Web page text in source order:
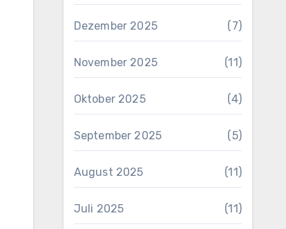
Dezember 2025 (7)
November 2025 (11)
Oktober 2025 (4)
September 2025 (5)
August 2025 (11)
Juli 2025 (11)